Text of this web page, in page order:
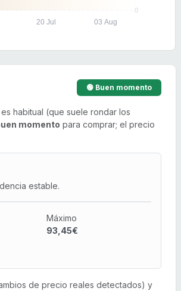
0
20 Jul 03 Aug
🟢 Buen momento
habitual (que suele rondar los
momento para comprar; el precio
estable.
Máximo
93,45€
de precio reales detectados) y